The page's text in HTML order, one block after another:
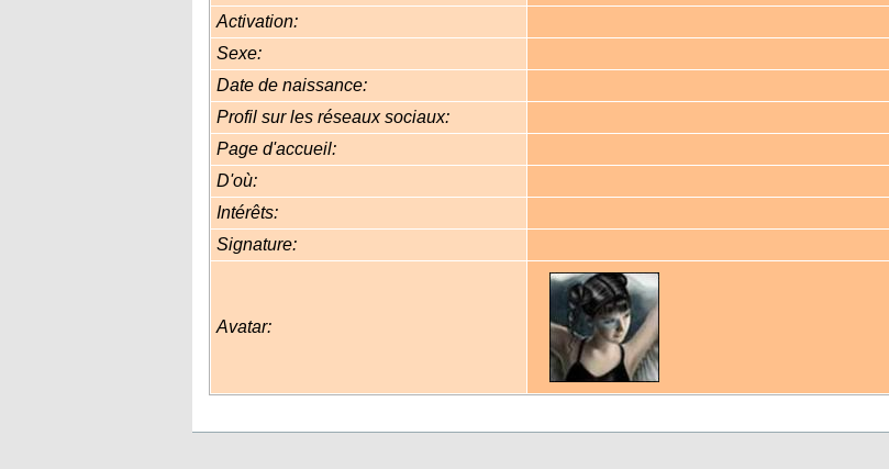
Activation:
Sexe:
Date de naissance:
Profil sur les réseaux sociaux:
Page d'accueil:
D'où:
Intérêts:
Signature:
Avatar: